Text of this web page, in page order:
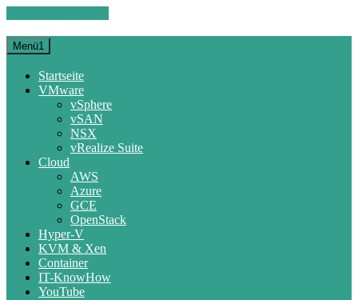
Menü1
Startseite
VMware
vSphere
vSAN
NSX
vRealize Suite
Cloud
AWS
Azure
GCE
OpenStack
Hyper-V
KVM & Xen
Container
IT-KnowHow
YouTube